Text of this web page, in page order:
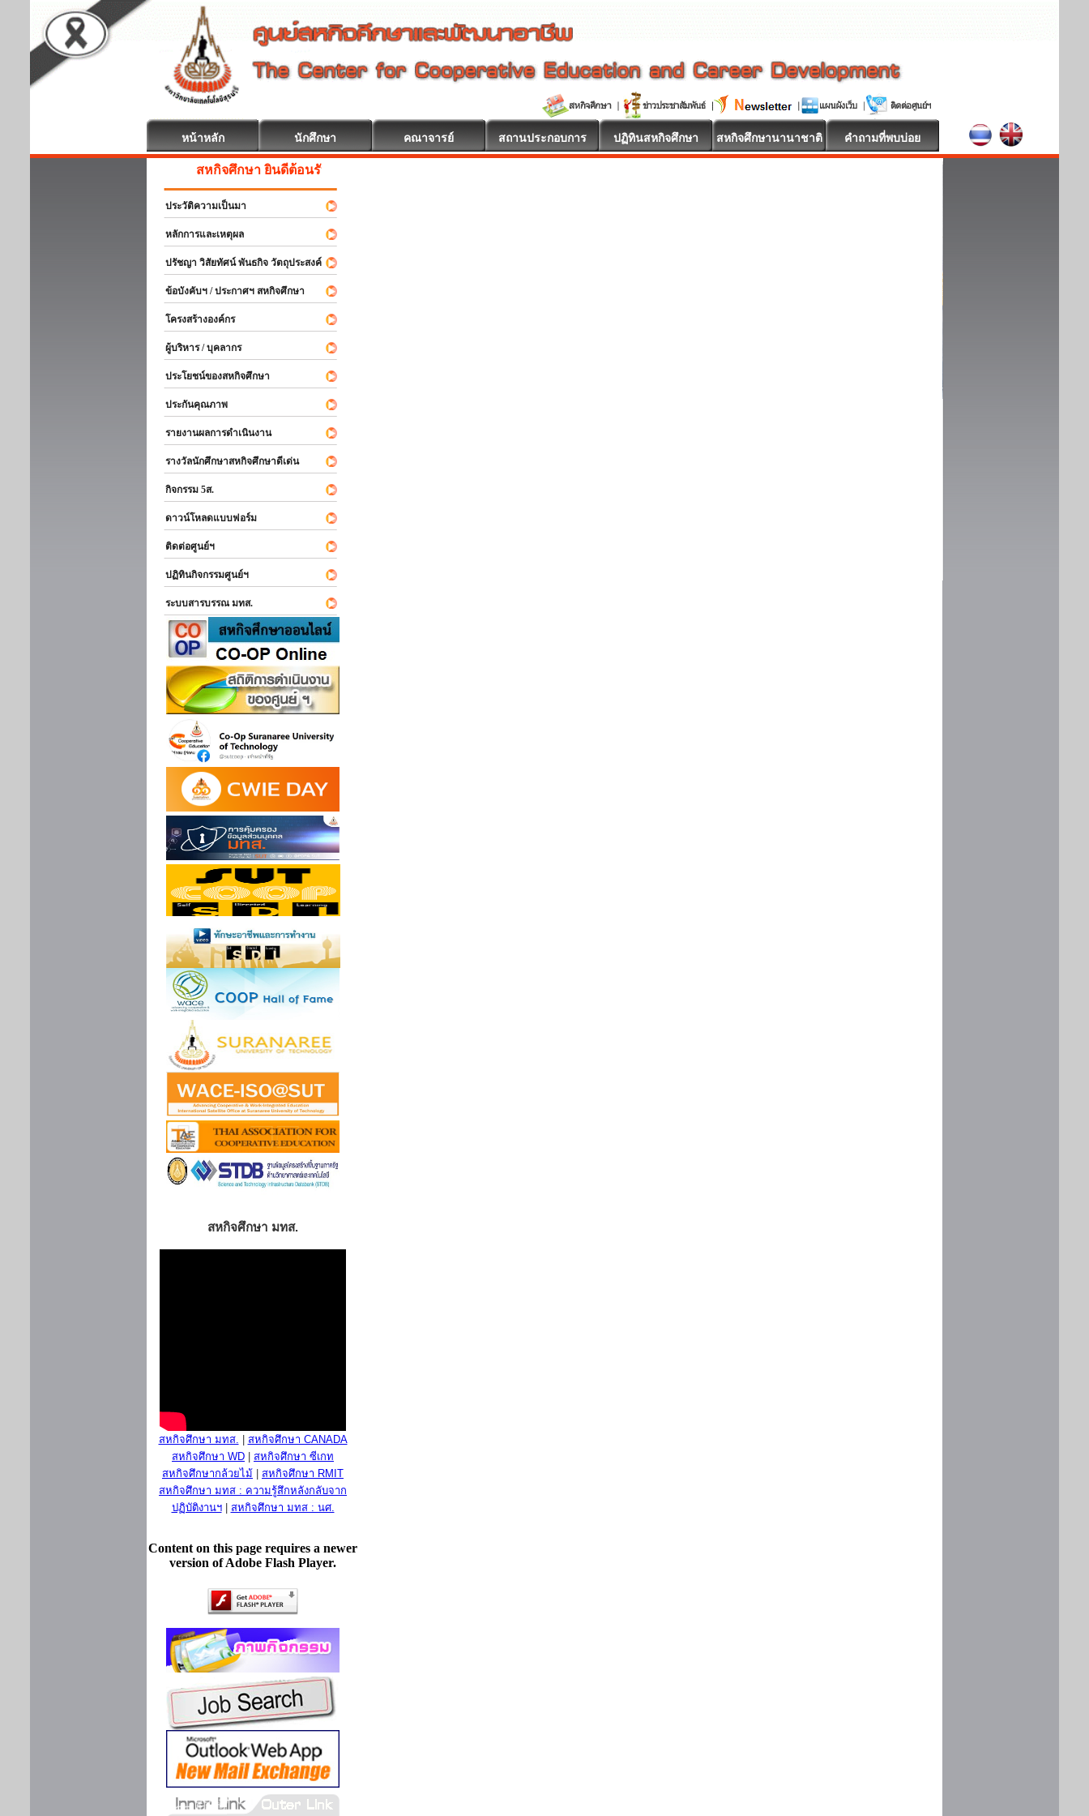
หน้าหลัก นักศึกษา คณาจารย์ สถานประกอบการ ปฏิทินสหกิจศึกษา สหกิจศึกษานานาชาติ คำถามที่พบบ่อย
สหกิจศึกษา ยินดีต้อนรับ
ประวัติความเป็นมา
หลักการและเหตุผล
ปรัชญา วิสัยทัศน์ พันธกิจ วัตถุประสงค์
ข้อบังคับฯ / ประกาศฯ สหกิจศึกษา
โครงสร้างองค์กร
ผู้บริหาร / บุคลากร
ประโยชน์ของสหกิจศึกษา
ประกันคุณภาพ
รายงานผลการดำเนินงาน
รางวัลนักศึกษาสหกิจศึกษาดีเด่น
กิจกรรม 5ส.
ดาวน์โหลดแบบฟอร์ม
ติดต่อศูนย์ฯ
ปฏิทินกิจกรรมศูนย์ฯ
ระบบสารบรรณ มทส.
สหกิจศึกษา มทส.
สหกิจศึกษา มทส.
สหกิจศึกษา CANADA
สหกิจศึกษา WD
สหกิจศึกษา ซีเกท
สหกิจศึกษากล้วยไม้
สหกิจศึกษา RMIT
สหกิจศึกษา มทส : ความรู้สึกหลังกลับจาก
ปฏิบัติงานฯ| สหกิจศึกษา มทส : นศ.
Content on this page requires a newer
version of Adobe Flash Player.